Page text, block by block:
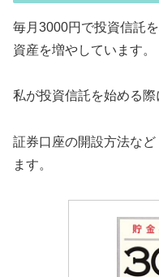
毎月3000円で投資信託
資産を増やしています。
私が投資信託を始める際
証券口座の開設方法な
ます。